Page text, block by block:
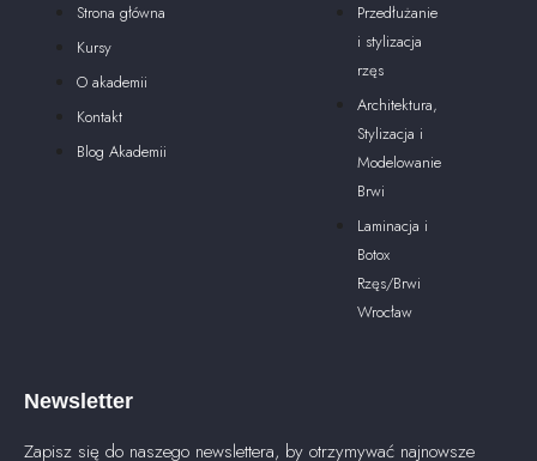
Strona główna
Kursy
O akademii
Kontakt
Blog Akademii
Przedłużanie
i stylizacja
rzęs
Architektura,
Stylizacja i
Modelowanie
Brwi
Laminacja i
Botox
Rzęs/Brwi
Wrocław
Newsletter
Zapisz się do naszego newslettera, by otrzymywać najnowsze